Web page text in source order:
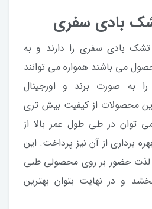
بادی سفری
بادی سفری را دارند و به
می باشند همواره می توانند
به صورت برند و اورجینال
محصولات از کیفیت بیش تری
توان در طی طول عمر بالا از
برداری از آن نیز پرداخت. این
لذت حضور بر روی محصولی طبی
و در نهایت بتوان بهترین